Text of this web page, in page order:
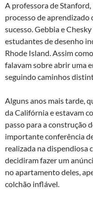
A professora de
processo de aprendizado
sucesso. Gebbia e
estudantes de desenho
Rhode Island. Assim
falavam sobre abrir uma
seguindo caminhos
Alguns anos mais tarde,
da Califórnia e estavam
passo para a construção
importante conferência
realizada na dispendiosa
decidiram fazer um
no apartamento deles,
colchão inflável.